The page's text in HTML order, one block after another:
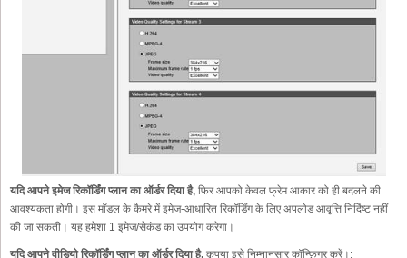
यदि आपने इमेज रिकॉर्डिंग प्लान का ऑर्डर दिया है, फिर आपको केवल फ्रेम आकार को ही बदलने की
आवश्यकता होगी। इस मॉडल के कैमरे में इमेज-आधारित रिकॉर्डिंग के लिए अपलोड आवृत्ति निर्दिष्ट नहीं
की जा सकती। यह हमेशा 1 इमेज/सेकंड का उपयोग करेगा।
यदि आपने वीडियो रिकॉर्डिंग प्लान का ऑर्डर दिया है, कृपया इसे निम्नानुसार कॉन्फ़िगर करें।: